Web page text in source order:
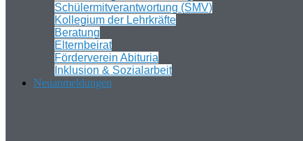
Schülermitverantwortung (SMV)
Kollegium der Lehrkräfte
Beratung
Elternbeirat
Förderverein Abituria
Inklusion & Sozialarbeit
Neuanmeldungen